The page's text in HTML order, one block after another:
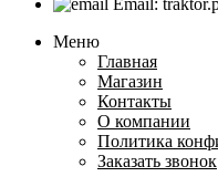
Email:
Меню
Главная
Магазин
Контакты
О компании
Политика
Заказать звонок